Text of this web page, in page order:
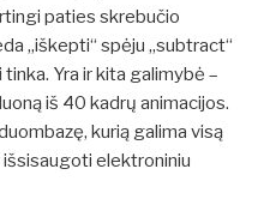
paties skrebučio
„iškepti“ spėju „subtract“
Yra ir kita galimybė –
iš 40 kadrų animacijos.
kurią galima visą
elektroniniu